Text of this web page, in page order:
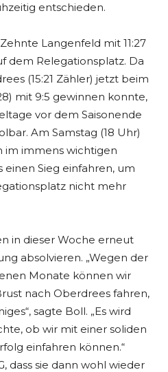
entschieden.
Langenfeld mit 11:27
dem Relegationsplatz. Da
(15:21 Zähler) jetzt beim
mit 9:5 gewinnen konnte,
vor dem Saisonende
Am Samstag (18 Uhr)
im immens wichtigen
Sieg einfahren, um
nicht mehr
in dieser Woche erneut
absolvieren. „Wegen der
Monate können wir
nach Oberdrees fahren,
sagte Boll. „Es wird
ob wir mit einer soliden
einfahren können.“
dass sie dann wohl wieder